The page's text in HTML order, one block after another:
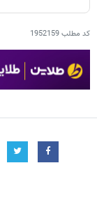
کد مطلب1952159